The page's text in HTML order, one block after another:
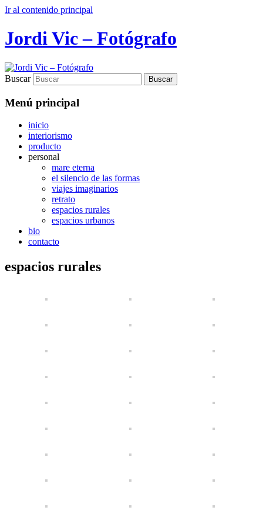
Ir al contenido principal
Jordi Vic – Fotógrafo
Buscar
Menú principal
inicio
interiorismo
producto
personal
mare eterna
el silencio de las formas
viajes imaginarios
retrato
espacios rurales
espacios urbanos
bio
contacto
espacios rurales